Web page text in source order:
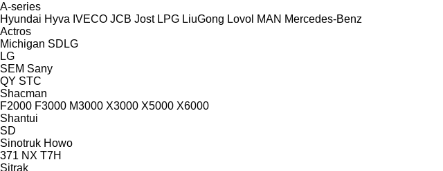
A-series
Hyundai Hyva IVECO JCB Jost LPG LiuGong Lovol MAN Mercedes-Benz
Actros
Michigan SDLG
LG
SEM Sany
QY STC
Shacman
F2000 F3000 M3000 X3000 X5000 X6000
Shantui
SD
Sinotruk Howo
371 NX T7H
Sitrak